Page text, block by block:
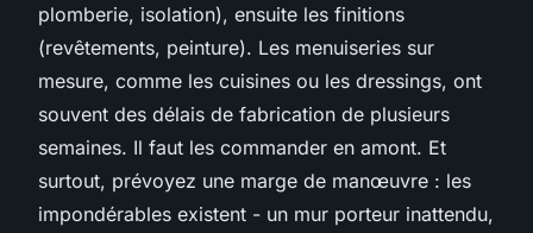
plomberie, isolation), ensuite les finitions
(revêtements, peinture). Les menuiseries sur
mesure, comme les cuisines ou les dressings, ont
souvent des délais de fabrication de plusieurs
semaines. Il faut les commander en amont. Et
surtout, prévoyez une marge de manœuvre : les
impondérables existent - un mur porteur inattendu,